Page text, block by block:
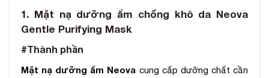
1. Mặt nạ dưỡng ẩm chống khô da Neova
Gentle Purifying Mask
#Thành phần
Mặt nạ dưỡng ẩm Neova cung cấp dưỡng chất cần